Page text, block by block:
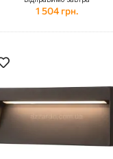
1 504 грн.